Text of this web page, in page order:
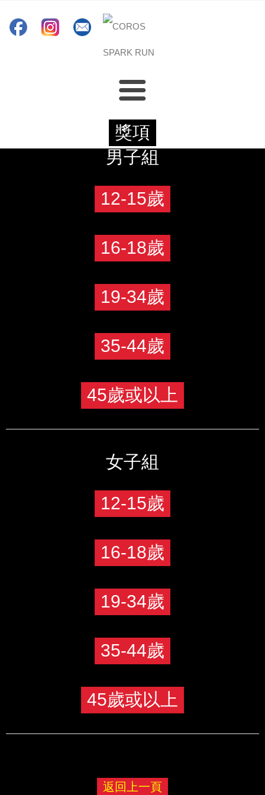
主頁
紀念品
參加紀念品
完成紀念品
購買紀念品
報名
賽事守則
賽事資料
重要日期
檢查站資料
指定裝備
交通
行李寄存
賽事結果及獎項
ENG
獎項
男子組
12-15歲
16-18歲
19-34歲
35-44歲
45歲或以上
女子組
12-15歲
16-18歲
19-34歲
35-44歲
45歲或以上
返回上一頁